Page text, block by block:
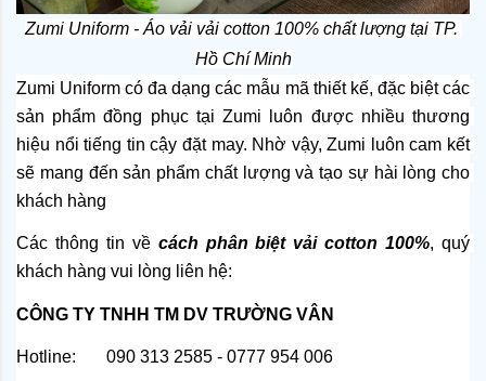
Zumi Uniform - Áo vải vải cotton 100% chất lượng tại TP.
Hồ Chí Minh
Zumi Uniform có đa dạng các mẫu mã thiết kế, đặc biệt các
sản phẩm đồng phục tại Zumi luôn được nhiều thương
hiệu nổi tiếng tin cậy đặt may. Nhờ vậy, Zumi luôn cam kết
sẽ mang đến sản phẩm chất lượng và tạo sự hài lòng cho
khách hàng
Các thông tin về cách phân biệt vải cotton 100%, quý
khách hàng vui lòng liên hệ:
CÔNG TY TNHH TM DV TRƯỜNG VÂN
Hotline:       090 313 2585 - 0777 954 006